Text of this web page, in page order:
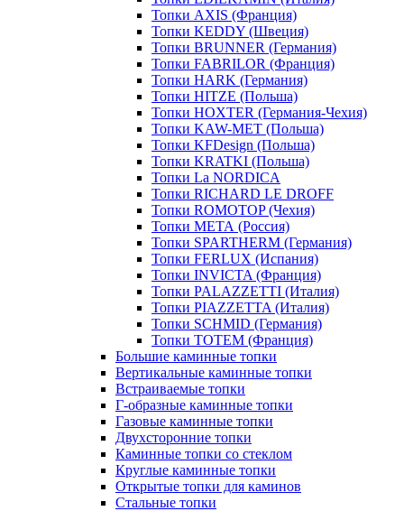
Топки AXIS (Франция)
Топки KEDDY (Швеция)
Топки BRUNNER (Германия)
Топки FABRILOR (Франция)
Топки HARK (Германия)
Топки HITZE (Польша)
Топки HOXTER (Германия-Чехия)
Топки KAW-MET (Польша)
Топки KFDesign (Польша)
Топки KRATKI (Польша)
Топки La NORDICA
Топки RICHARD LE DROFF
Топки ROMOTOP (Чехия)
Топки МЕТА (Россия)
Топки SPARTHERM (Германия)
Топки FERLUX (Испания)
Топки INVICTA (Франция)
Топки PALAZZETTI (Италия)
Топки PIAZZETTA (Италия)
Топки SCHMID (Германия)
Топки TOTEM (Франция)
Большие каминные топки
Вертикальные каминные топки
Встраиваемые топки
Г-образные каминные топки
Газовые каминные топки
Двухсторонние топки
Каминные топки со стеклом
Круглые каминные топки
Открытые топки для каминов
Стальные топки